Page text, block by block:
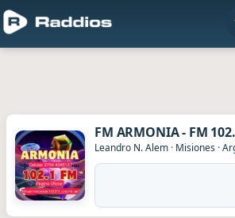
FM ARMONIA - FM
Leandro N. Alem · Misiones ·